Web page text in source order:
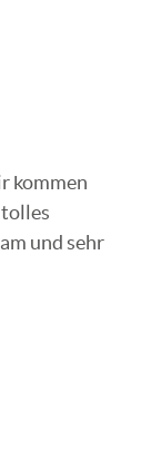
kommen
tolles
und sehr